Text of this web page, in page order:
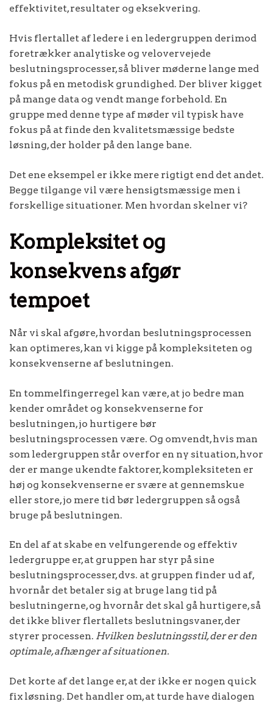
effektivitet, resultater og eksekvering.
Hvis flertallet af ledere i en ledergruppen derimod
foretrækker analytiske og velovervejede
beslutningsprocesser, så bliver møderne lange med
fokus på en metodisk grundighed. Der bliver kigget
på mange data og vendt mange forbehold. En
gruppe med denne type af møder vil typisk have
fokus på at finde den kvalitetsmæssige bedste
løsning, der holder på den lange bane.
Det ene eksempel er ikke mere rigtigt end det andet.
Begge tilgange vil være hensigtsmæssige men i
forskellige situationer. Men hvordan skelner vi?
Kompleksitet og
konsekvens afgør
tempoet
Når vi skal afgøre, hvordan beslutningsprocessen
kan optimeres, kan vi kigge på kompleksiteten og
konsekvenserne af beslutningen.
En tommelfingerregel kan være, at jo bedre man
kender området og konsekvenserne for
beslutningen, jo hurtigere bør
beslutningsprocessen være. Og omvendt, hvis man
som ledergruppen står overfor en ny situation, hvor
der er mange ukendte faktorer, kompleksiteten er
høj og konsekvenserne er svære at gennemskue
eller store, jo mere tid bør ledergruppen så også
bruge på beslutningen.
En del af at skabe en velfungerende og effektiv
ledergruppe er, at gruppen har styr på sine
beslutningsprocesser, dvs. at gruppen finder ud af,
hvornår det betaler sig at bruge lang tid på
beslutningerne, og hvornår det skal gå hurtigere, så
det ikke bliver flertallets beslutningsvaner, der
styrer processen. Hvilken beslutningsstil, der er den
optimale, afhænger af situationen.
Det korte af det lange er, at der ikke er nogen quick
fix løsning. Det handler om, at turde have dialogen